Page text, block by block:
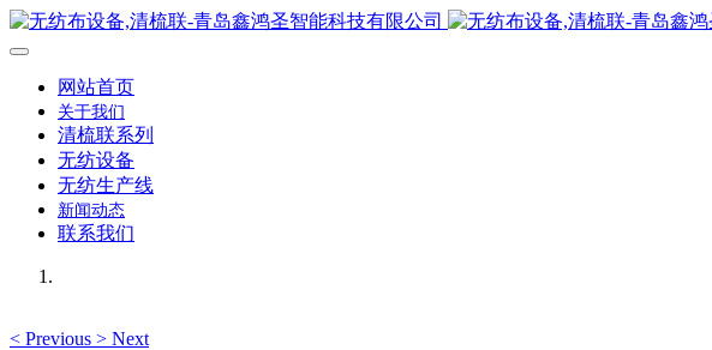
网站首页
关于我们
清梳联系列
无纺设备
无纺生产线
新闻动态
联系我们
< Previous > Next